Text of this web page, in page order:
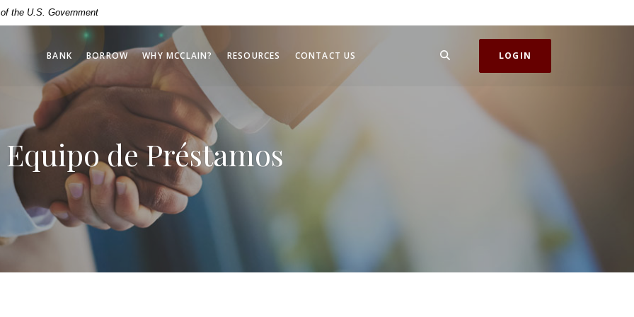
the U.S. Government
BANK BORROW WHY MCCLAIN? RESOURCES CONTACT US LOGIN
de Préstamos